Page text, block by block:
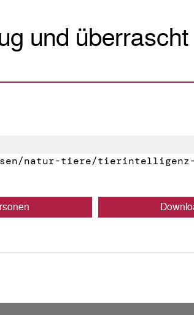
und
natur-tiere/tierintelligenz-